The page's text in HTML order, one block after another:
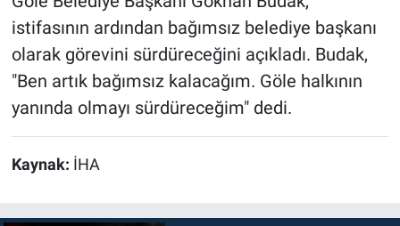
istifasının ardından bağımsız belediye başkanı
olarak görevini sürdüreceğini açıkladı. Budak,
"Ben artık bağımsız kalacağım. Göle halkının
yanında olmayı sürdüreceğim" dedi.
Kaynak: İHA